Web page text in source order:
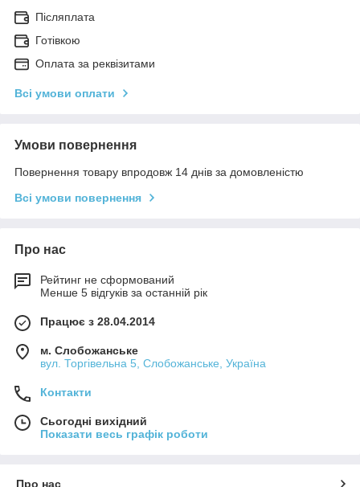
Післяплата
Готівкою
Оплата за реквізитами
Всі умови оплати
Умови повернення
Повернення товару впродовж 14 днів за домовленістю
Всі умови повернення
Про нас
Рейтинг не сформований
Менше 5 відгуків за останній рік
Працює з 28.04.2014
м. Слобожанське
вул. Торгівельна 5, Слобожанське, Україна
Контакти
Сьогодні вихідний
Показати весь графік роботи
Про нас